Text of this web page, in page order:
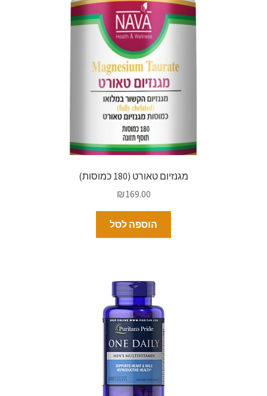
מגנזיום טאורט (180 כמוסות)
₪169.00
הוספה לסל